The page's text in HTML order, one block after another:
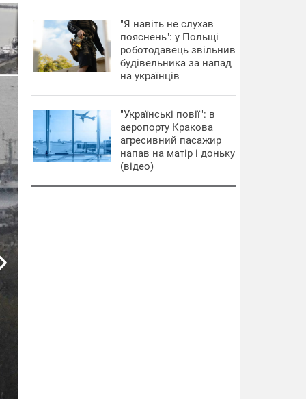
"Я навіть не слухав
пояснень": у Польщі
роботодавець звільнив
будівельника за напад
на українців
"Українські повії": в
аеропорту Кракова
агресивний пасажир
напав на матір і доньку
(відео)